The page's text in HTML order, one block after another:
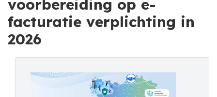
voorbereiding op e-
facturatie verplichting in
2026